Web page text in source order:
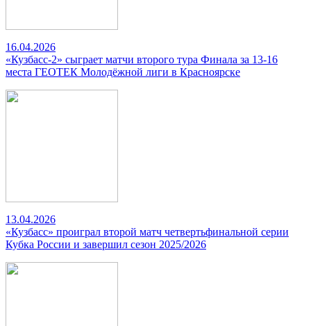
16.04.2026
«Кузбасс-2» сыграет матчи второго тура Финала за 13-16
места ГЕОТЕК Молодёжной лиги в Красноярске
13.04.2026
«Кузбасс» проиграл второй матч четвертьфинальной серии
Кубка России и завершил сезон 2025/2026